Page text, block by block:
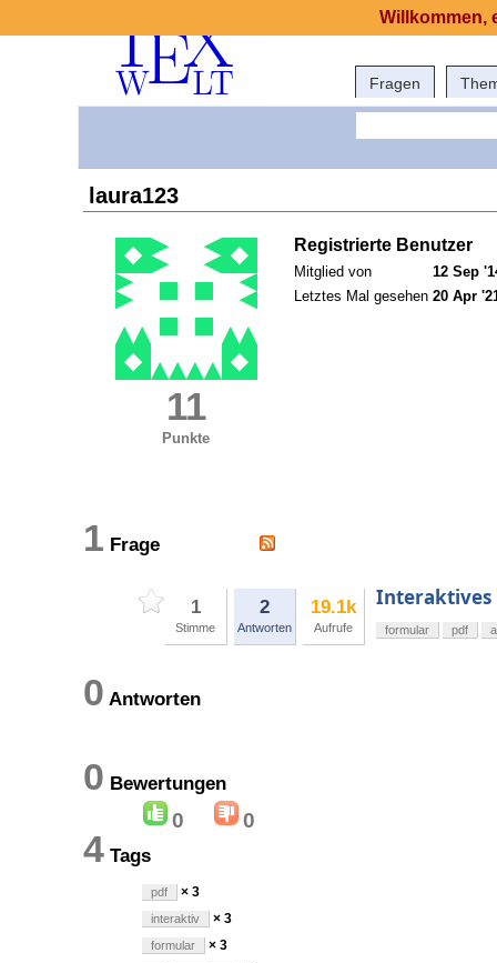
Fragen
laura123
11
Punkte
Registrierte Benutzer
Mitglied von
12 Sep
Letztes Mal gesehen 20 Apr
1 Frage
1
Stimme
2
Antworten
19.1k
Aufrufe
Interaktives
formular pdf
0 Antworten
0 Bewertungen
0 0
4 Tags
pdf × 3
interaktiv × 3
formular × 3
Willkommen,